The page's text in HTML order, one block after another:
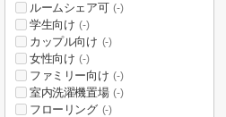
ルームシェア可 (-)
学生向け (-)
カップル向け (-)
女性向け (-)
ファミリー向け (-)
室内洗濯機置場 (-)
フローリング (-)